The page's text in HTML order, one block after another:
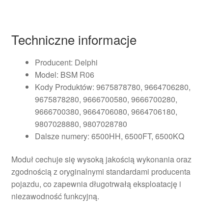
Techniczne informacje
Producent: Delphi
Model: BSM R06
Kody Produktów: 9675878780, 9664706280,
9675878280, 9666700580, 9666700280,
9666700380, 9664706080, 9664706180,
9807028880, 9807028780
Dalsze numery: 6500HH, 6500FT, 6500KQ
Moduł cechuje się wysoką jakością wykonania oraz
zgodnością z oryginalnymi standardami producenta
pojazdu, co zapewnia długotrwałą eksploatację i
niezawodność funkcyjną.